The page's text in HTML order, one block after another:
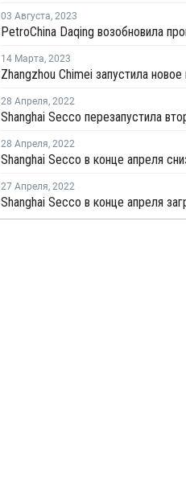
03 Августа, 2023
14 Марта, 2023
28 Апреля, 2022
28 Апреля, 2022
27 Апреля, 2022